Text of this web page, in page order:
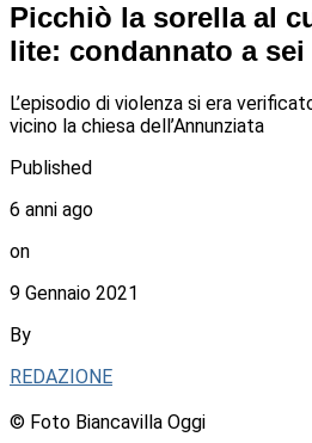
Picchiò la sorella al
lite: condannato a
L’episodio di violenza si era
vicino la chiesa dell’Annunziata
Published
6 anni ago
on
9 Gennaio 2021
By
REDAZIONE
© Foto Biancavilla Oggi